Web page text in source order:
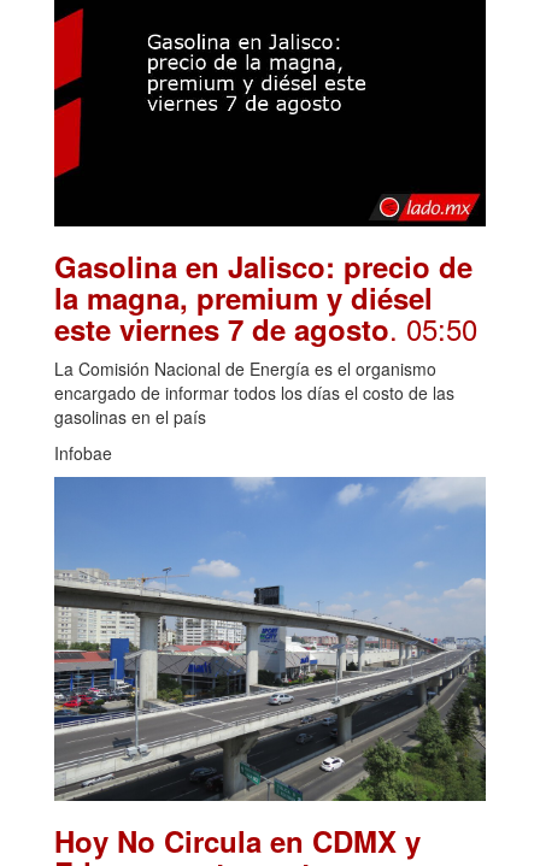
Gasolina en Jalisco: precio de
la magna, premium y diésel
este viernes 7 de agosto. 05:50
La Comisión Nacional de Energía es el organismo
encargado de informar todos los días el costo de las
gasolinas en el país
Infobae
Hoy No Circula en CDMX y